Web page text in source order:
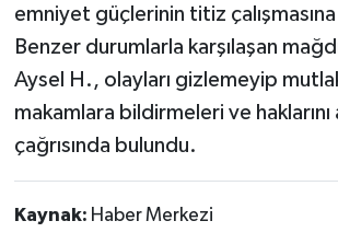
emniyet güçlerinin titiz
Benzer durumlarla karşılaşan
Aysel H., olayları gizlemeyip
makamlara bildirmeleri ve haklarını
çağrısında bulundu.
Kaynak: Haber Merkezi